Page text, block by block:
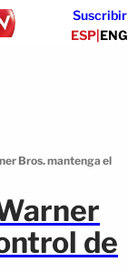
Suscribir
ESP|ENG
Bros. mantenga el
de